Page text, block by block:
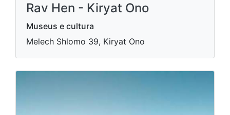
Rav Hen - Kiryat Ono
Museus e cultura
Melech Shlomo 39, Kiryat Ono